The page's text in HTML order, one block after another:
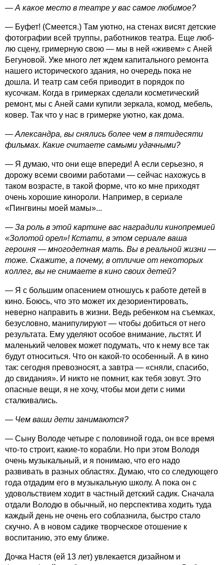
— А какое место в театре у вас самое любимое?
— Буфет! (Смеется.) Там уютно, на стенах висят детские
фотографии всей труппы, работников театра. Еще люб­
лю сцену, гримерную свою — мы в ней «живем» с Аней
Бегуновой. Уже много лет ждем капитального ремонта
нашего исторического здания, но очередь пока не
дошла. И театр сам себя приводит в порядок по
кусочкам. Когда в гримерках сделали косметический
ремонт, мы с Аней сами купили зеркала, комод, мебель,
ковер. Так что у нас в гримерке уютно, как дома.
— Александра, вы снялись более чем в пятидесяти
фильмах. Какие считаете самыми удачными?
— Я думаю, что они еще впереди! А если серьезно, я
дорожу всеми своими работами — сейчас нахожусь в
таком возрасте, в такой форме, что ко мне приходят
очень хорошие кинороли. Например, в сериале
«Пингвины моей мамы»...
— За роль в этой картине вас наградили кинопремией
«Золотой орел»! Кстати, в этом сериале ваша
героиня — многодетная мать. Вы в реальной жизни —
тоже. Скажите, а почему, в отличие от некоторых
коллег, вы не снимаете в кино своих детей?
— Я с большим опасением отношусь к работе детей в
кино. Боюсь, что это может их дезориентировать,
неверно направить в жизни. Ведь ребенком на съемках,
безусловно, манипулируют — чтобы добиться от него
результата. Ему уделяют особое внимание, льстят. И
маленький человек может подумать, что к нему все так
будут относиться. Что он какой-то особенный. А в кино
так: сегодня превозносят, а завтра — «сняли, спасибо,
до свидания». И никто не помнит, как тебя зовут. Это
опасные вещи, я не хочу, чтобы мои дети с ними
сталкивались.
— Чем ваши дети занимаются?
— Сыну Володе четыре с половиной года, он все время
что-то строит, какие-то корабли. Но при этом Володя
очень музыкальный, и я понимаю, что его надо
развивать в разных областях. Думаю, что со следующего
года отдадим его в музыкальную школу. А пока он с
удовольствием ходит в частный детский садик. Сначала
отдали Володю в обычный, но перспектива ходить туда
каждый день не очень его соблазнила, быстро стало
скучно. А в новом садике творческое отошение к
воспитанию, это ему ближе.
Дочка Настя (ей 13 лет) увлекается дизайном и